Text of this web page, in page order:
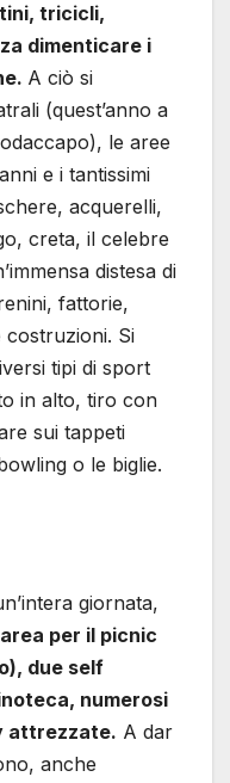
tricicli,
dimenticare i
A ciò si
(quest’anno a
le aree
e i tantissimi
acquerelli,
creta, il celebre
distesa di
fattorie,
costruzioni. Si
tipi di sport
in alto, tiro con
sui tappeti
o le biglie.
giornata,
per il picnic
due self
numerosi
attrezzate. A dar
anche